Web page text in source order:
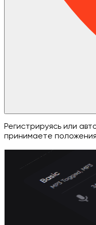
Регистрируясь или
принимаете положения